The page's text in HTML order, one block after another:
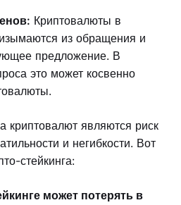
Криптовалюты в
из обращения и
предложение. В
это может косвенно
криптовалют являются риск
и негибкости. Вот
стейкинга:
может потерять в